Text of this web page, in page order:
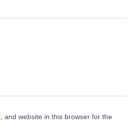
and website in this browser for the